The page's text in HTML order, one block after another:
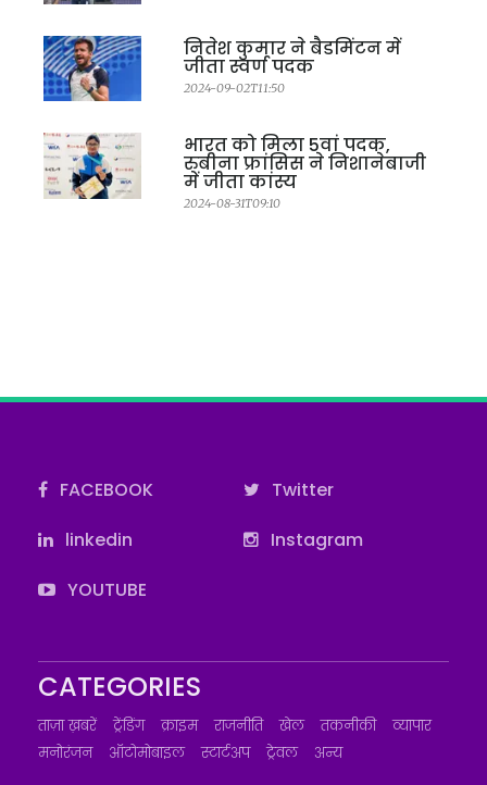
नितेश कुमार ने बैडमिंटन में
जीता स्वर्ण पदक
2024-09-02T11:50
भारत को मिला 5वां पदक,
रुबीना फ्रांसिस ने निशानेबाजी
में जीता कांस्य
2024-08-31T09:10
FACEBOOK
Twitter
linkedin
Instagram
YOUTUBE
CATEGORIES
ताज़ा ख़बरें ट्रेंडिंग क्राइम राजनीति खेल तकनीकी
व्यापार
मनोरंजन
ऑटोमोबाइल स्टार्टअप ट्रेवल अन्य